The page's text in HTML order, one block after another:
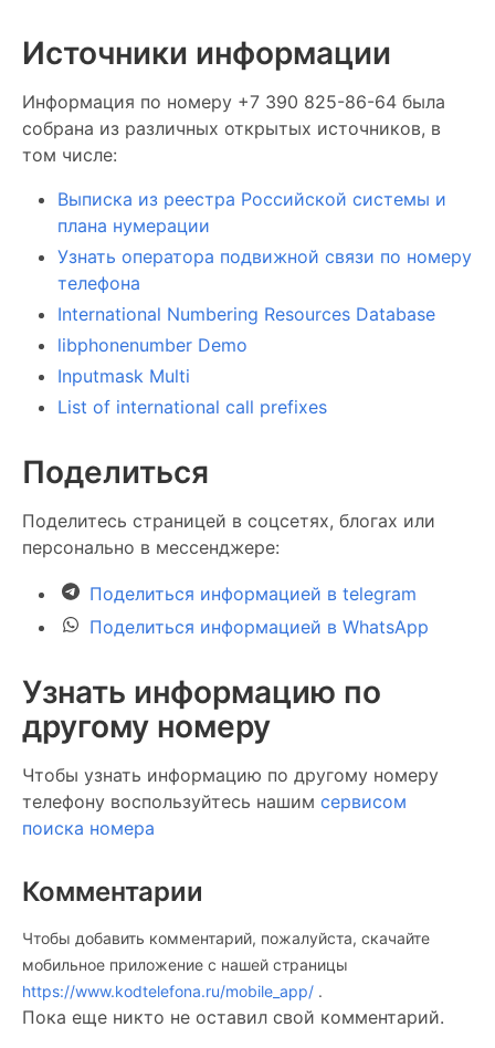
Источники информации
Информация по номеру +7 390 825-86-64 была
собрана из различных открытых источников, в
том числе:
Выписка из реестра Российской системы и
плана нумерации
Узнать оператора подвижной связи по номеру
телефона
International Numbering Resources Database
libphonenumber Demo
Inputmask Multi
List of international call prefixes
Поделиться
Поделитесь страницей в соцсетях, блогах или
персонально в мессенджере:
Поделиться информацией в telegram
Поделиться информацией в WhatsApp
Узнать информацию по
другому номеру
Чтобы узнать информацию по другому номеру
телефону воспользуйтесь нашим сервисом
поиска номера
Комментарии
Чтобы добавить комментарий, пожалуйста, скачайте
мобильное приложение c нашей страницы
https://www.kodtelefona.ru/mobile_app/ .
Пока еще никто не оставил свой комментарий.